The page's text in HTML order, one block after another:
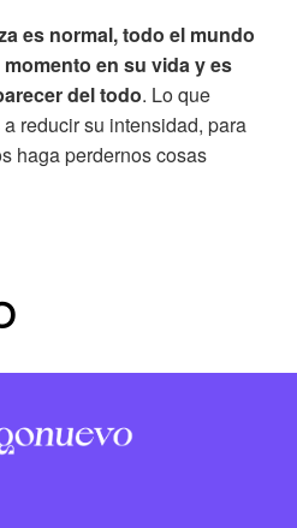
es normal, todo el mundo
en su vida y es
del todo. Lo que
reducir su intensidad, para
haga perdernos cosas